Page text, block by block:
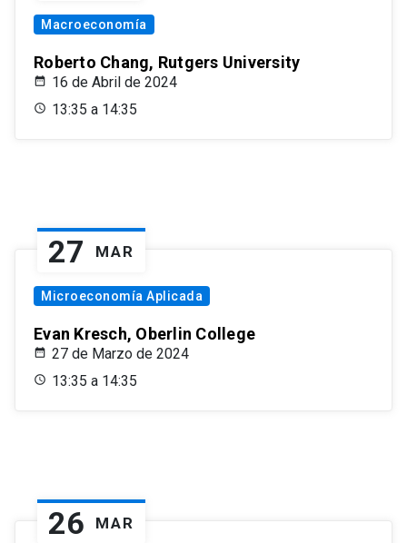
Macroeconomía
Roberto Chang, Rutgers University
16 de Abril de 2024
13:35 a 14:35
27 MAR
Microeconomía Aplicada
Evan Kresch, Oberlin College
27 de Marzo de 2024
13:35 a 14:35
26 MAR